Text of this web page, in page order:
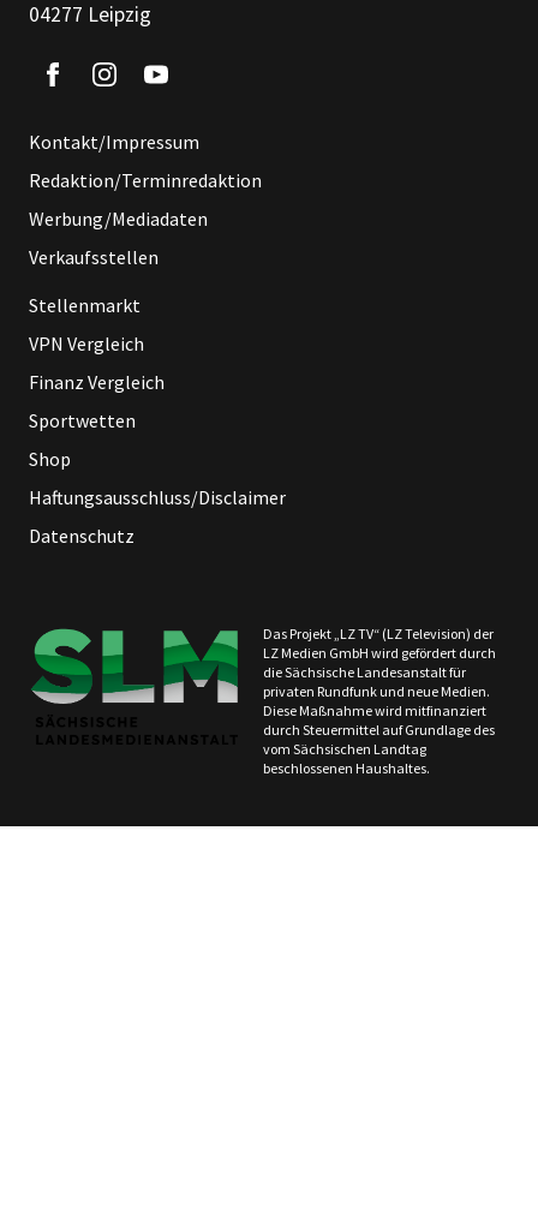
04277 Leipzig
Kontakt/Impressum
Redaktion/Terminredaktion
Werbung/Mediadaten
Verkaufsstellen
Stellenmarkt
VPN Vergleich
Finanz Vergleich
Sportwetten
Shop
Haftungsausschluss/Disclaimer
Datenschutz
Das Projekt „LZ TV“ (LZ Television) der
LZ Medien GmbH wird gefördert durch
die Sächsische Landesanstalt für
privaten Rundfunk und neue Medien.
Diese Maßnahme wird mitfinanziert
durch Steuermittel auf Grundlage des
vom Sächsischen Landtag
beschlossenen Haushaltes.